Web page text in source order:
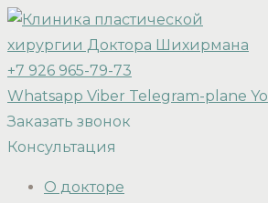
+7 926 965-79-73
Whatsapp Viber Telegram-plane
Заказать звонок
Консультация
О докторе